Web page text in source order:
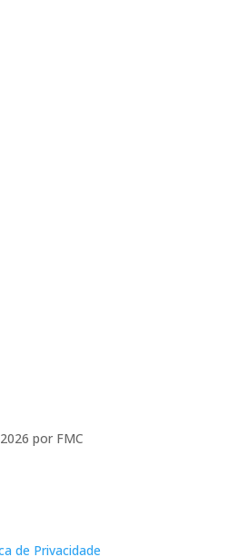
por FMC
de Privacidade